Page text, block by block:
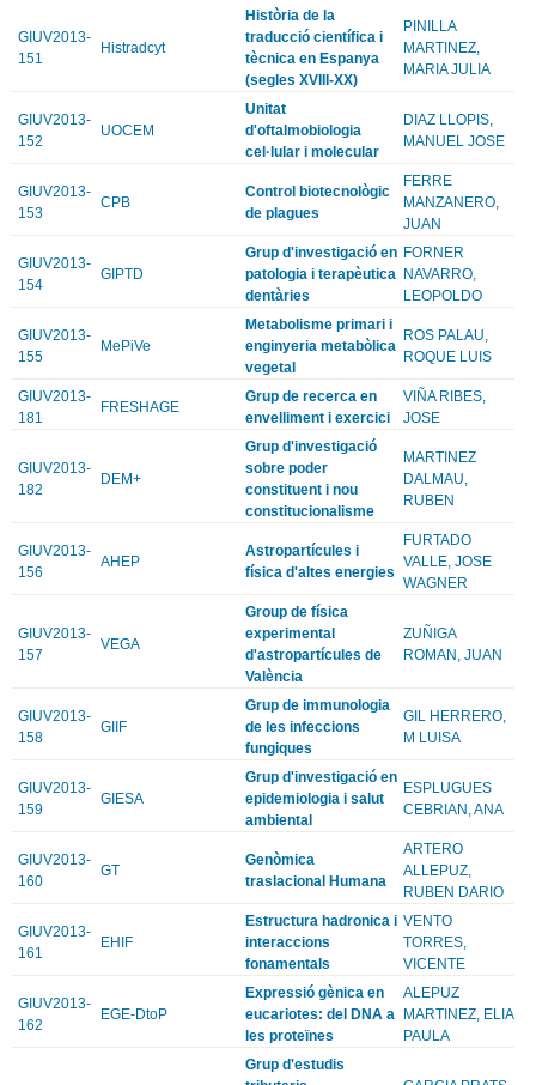
GIUV2013-
151
Histradcyt
Història de la
traducció científica i
tècnica en Espanya
(segles XVIII-XX)
PINILLA
MARTINEZ,
MARIA JULIA
GIUV2013-
152
UOCEM
Unitat
d'oftalmobiologia
cel·lular i molecular
DIAZ LLOPIS,
MANUEL JOSE
GIUV2013-
153
CPB
Control biotecnològic
de plagues
FERRE
MANZANERO,
JUAN
GIUV2013-
154
GIPTD
Grup d'investigació en
patologia i terapèutica
dentàries
FORNER
NAVARRO,
LEOPOLDO
GIUV2013-
155
MePiVe
Metabolisme primari i
enginyeria metabòlica
vegetal
ROS PALAU,
ROQUE LUIS
GIUV2013-
181
FRESHAGE
Grup de recerca en
envelliment i exercici
VIÑA RIBES,
JOSE
GIUV2013-
182
DEM+
Grup d'investigació
sobre poder
constituent i nou
constitucionalisme
MARTINEZ
DALMAU,
RUBEN
GIUV2013-
156
AHEP
Astropartícules i
física d'altes energies
FURTADO
VALLE, JOSE
WAGNER
GIUV2013-
157
VEGA
Group de física
experimental
d'astropartícules de
València
ZUÑIGA
ROMAN, JUAN
GIUV2013-
158
GIIF
Grup de immunologia
de les infeccions
fungiques
GIL HERRERO,
M LUISA
GIUV2013-
159
GIESA
Grup d'investigació en
epidemiologia i salut
ambiental
ESPLUGUES
CEBRIAN, ANA
GIUV2013-
160
GT
Genòmica
traslacional Humana
ARTERO
ALLEPUZ,
RUBEN DARIO
GIUV2013-
161
EHIF
Estructura hadronica i
interaccions
fonamentals
VENTO
TORRES,
VICENTE
GIUV2013-
162
EGE-DtoP
Expressió gènica en
eucariotes: del DNA a
les proteïnes
ALEPUZ
MARTINEZ, ELIA
PAULA
Grup d'estudis